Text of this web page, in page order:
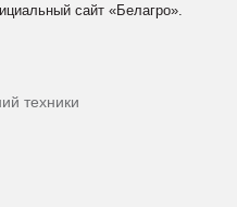
сайт «Белагро».
техники